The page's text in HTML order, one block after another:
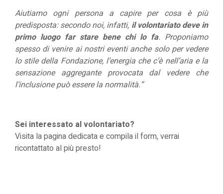
Aiutiamo ogni persona a capire per cosa è più
predisposta: secondo noi, infatti, il volontariato deve in
primo luogo far stare bene chi lo fa. Proponiamo
spesso di venire ai nostri eventi anche solo per vedere
lo stile della Fondazione, l’energia che c’è nell’aria e la
sensazione aggregante provocata dal vedere che
l’inclusione può essere la normalità.”
Sei interessato al volontariato?
Visita lapagina dedicatae compila il form, verrai
ricontattato al più presto!